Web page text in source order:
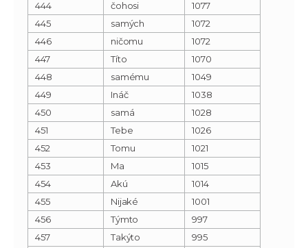
444
čohosi
1077
445
samých
1072
446
ničomu
1072
447
Títo
1070
448
samému
1049
449
Ináč
1038
450
samá
1028
451
Tebe
1026
452
Tomu
1021
453
Ma
1015
454
Akú
1014
455
Nijaké
1001
456
Týmto
997
457
Takýto
995